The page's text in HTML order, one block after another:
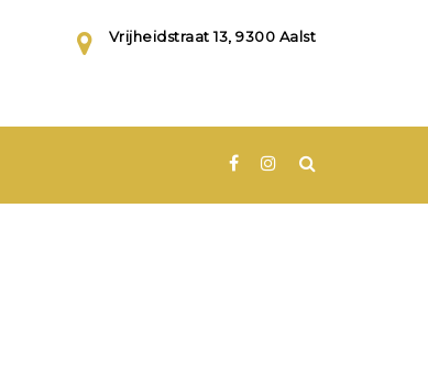
Vrijheidstraat 13, 9300 Aalst